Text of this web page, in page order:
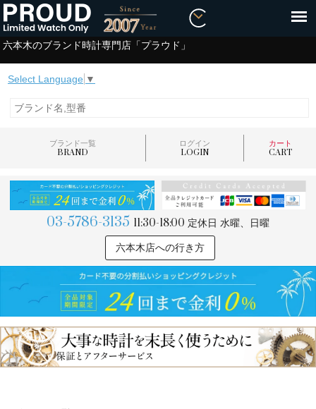
六本木のブランド時計専門店「プラウド」
Select Language ▼
ブランド一覧
BRAND
ログイン
LOGIN
カート
CART
03-5786-3135 11:30-18:00 定休日 水曜、日曜
六本木店への行き方